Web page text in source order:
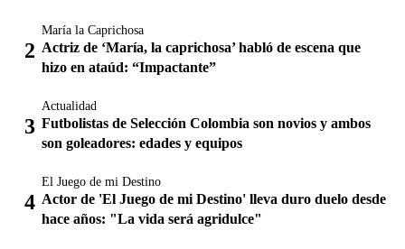
María la Caprichosa
Actriz de ‘María, la caprichosa’ habló de escena que
hizo en ataúd: “Impactante”
Actualidad
Futbolistas de Selección Colombia son novios y ambos
son goleadores: edades y equipos
El Juego de mi Destino
Actor de 'El Juego de mi Destino' lleva duro duelo desde
hace años: "La vida será agridulce"